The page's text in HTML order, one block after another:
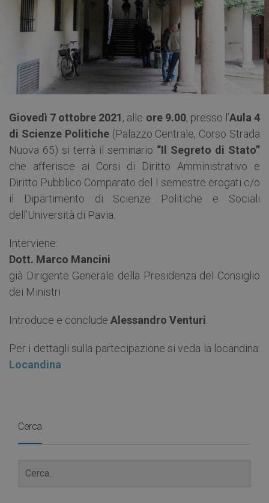
Giovedì 7 ottobre 2021, alle ore 9.00, presso l’Aula 4
di Scienze Politiche(Palazzo Centrale, Corso Strada
Nuova 65) si terrà il seminario “Il Segreto di Stato”
che afferisce ai Corsi di Diritto Amministrativo e
Diritto Pubblico Comparato del I semestre erogati c/o
il Dipartimento di Scienze Politiche e Sociali
dell’Università di Pavia.
Interviene:
Dott. Marco Mancini
già Dirigente Generale della Presidenza del Consiglio
dei Ministri
Introduce e conclude Alessandro Venturi
Per i dettagli sulla partecipazione si veda la locandina:
Locandina
Cerca